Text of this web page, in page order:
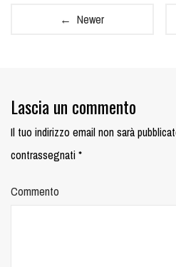
← Newer
Lascia un commento
Il tuo indirizzo email non sarà
contrassegnati*
Commento